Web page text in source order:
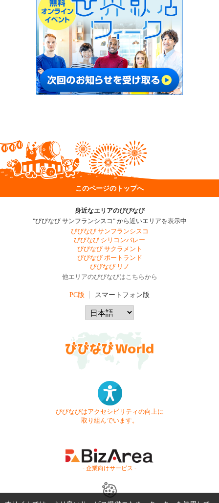
このページのトップへ
身近なエリアのびびなび
"びびなび サンフランシスコ" から近いエリアを表示中
びびなび サンフランシスコ
びびなび シリコンバレー
びびなび サクラメント
びびなび ポートランド
びびなび リノ
他エリアのびびなびはこちらから
PC版 スマートフォン版
びびなびはアクセシビリティの向上に
取り組んでいます。
- 企業向けサービス -